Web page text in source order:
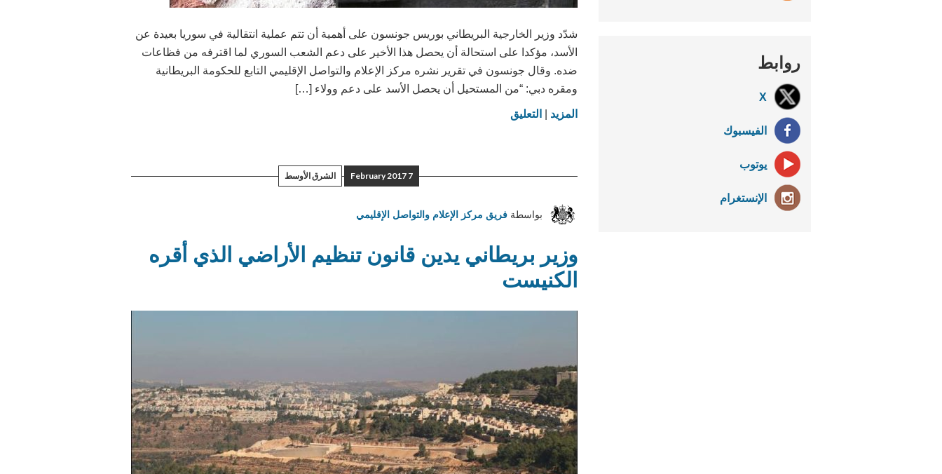
شدّد وزير الخارجية البريطاني بوريس جونسون على أهمية أن تتم عملية انتقالية في سوريا بعيدة عن
الأسد، مؤكدا على استحالة أن يحصل هذا الأخير على دعم الشعب السوري لما اقترفه من فظاعات
ضده. وقال جونسون في تقرير نشره مركز الإعلام والتواصل الإقليمي التابع للحكومة البريطانية
ومقره دبي: “من المستحيل أن يحصل الأسد على دعم وولاء […]
المزيد on
كرئيس
التعليق
7 February 2017 الشرق الأوسط
بواسطةفريق مركز الإعلام والتواصل الإقليمي
وزير بريطاني يدين قانون تنظيم الأراضي الذي أقره
الكنيست
روابط
X
الفيسبوك
يوتوب
الإنستغرام